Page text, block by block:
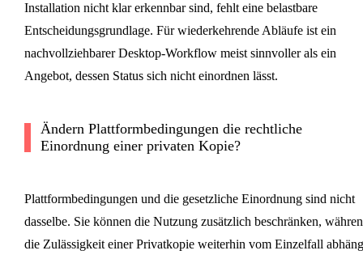
Installation nicht klar erkennbar sind, fehlt eine belastbare
Entscheidungsgrundlage. Für wiederkehrende Abläufe ist ein
nachvollziehbarer Desktop-Workflow meist sinnvoller als ein
Angebot, dessen Status sich nicht einordnen lässt.
Ändern Plattformbedingungen die rechtliche
Einordnung einer privaten Kopie?
Plattformbedingungen und die gesetzliche Einordnung sind nicht
dasselbe. Sie können die Nutzung zusätzlich beschränken,
die Zulässigkeit einer Privatkopie weiterhin vom Einzelfall